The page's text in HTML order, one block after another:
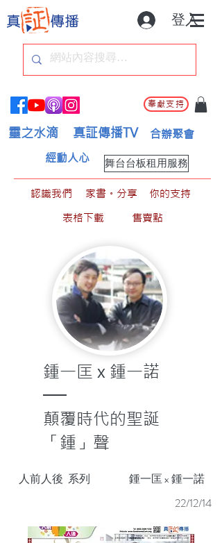
登入
奉獻支持
靈之水滴 真証傳播TV 合辦聚會
舞台台板租用服務
經動人心
認識我們 家書。分享
你的支持
表格下載
售賣點
鍾一匡 x 鍾一諾
──
顛覆時代的聖誕
「鍾」聲
鍾一匡 x 鍾一諾
人前人後 系列
22/12/14